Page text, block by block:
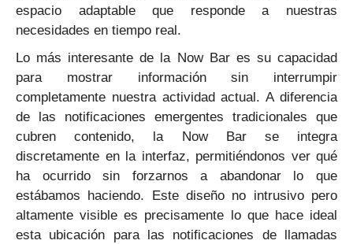
espacio adaptable que responde a nuestras
necesidades en tiempo real.
Lo más interesante de la Now Bar es su capacidad
para mostrar información sin interrumpir
completamente nuestra actividad actual. A diferencia
de las notificaciones emergentes tradicionales que
cubren contenido, la Now Bar se integra
discretamente en la interfaz, permitiéndonos ver qué
ha ocurrido sin forzarnos a abandonar lo que
estábamos haciendo. Este diseño no intrusivo pero
altamente visible es precisamente lo que hace ideal
esta ubicación para las notificaciones de llamadas